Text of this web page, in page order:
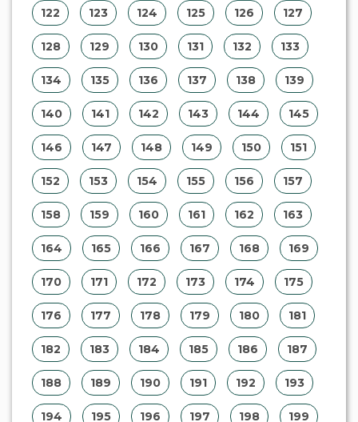
122 123 124 125 126 127
128 129 130 131 132 133
134 135 136 137 138 139
140 141 142 143 144 145
146 147 148 149 150 151
152 153 154 155 156 157
158 159 160 161 162 163
164 165 166 167 168 169
170 171 172 173 174 175
176 177 178 179 180 181
182 183 184 185 186 187
188 189 190 191 192 193
194 195 196 197 198 199